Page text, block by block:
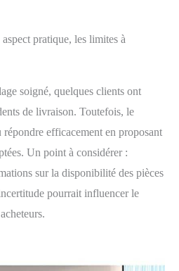
pratique, les limites à
soigné, quelques clients ont
de livraison. Toutefois, le
répondre efficacement en proposant
Un point à considérer :
sur la disponibilité des pièces
pourrait influencer le